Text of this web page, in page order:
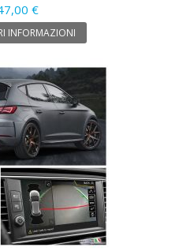
€
INFORMAZIONI